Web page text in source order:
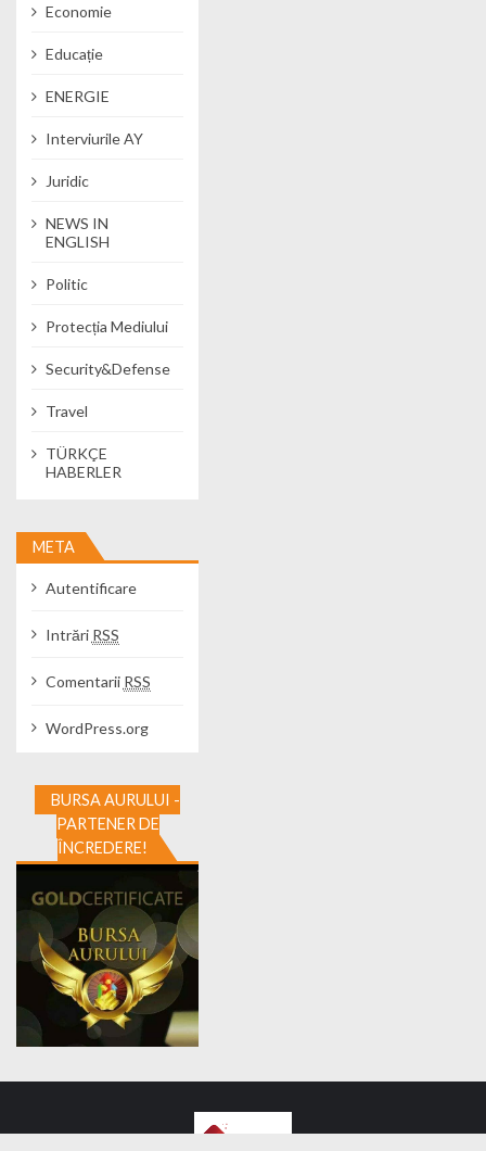
Economie
Educație
ENERGIE
Interviurile AY
Juridic
NEWS IN
ENGLISH
Politic
Protecția Mediului
Security&Defense
Travel
TÜRKÇE
HABERLER
META
Autentificare
Intrări RSS
Comentarii RSS
WordPress.org
BURSA AURULUI -
PARTENER DE
ÎNCREDERE!